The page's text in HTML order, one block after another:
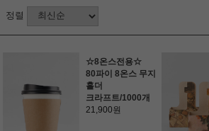
정렬
☆8온스전용☆
80파이 8온스 무지
홀더
크라프트/1000개
21,900원